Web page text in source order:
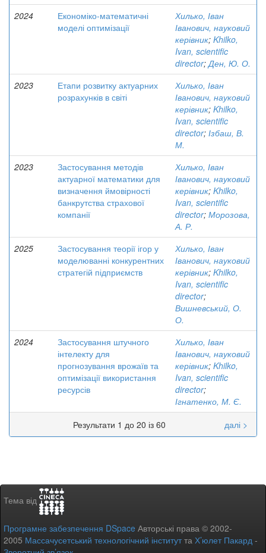
2024
Економіко-математичні
моделі оптимізації
Хилько, Іван
Іванович, науковий
керівник; Khilko,
Ivan, scientific
director;Ден, Ю. О.
2023
Етапи розвитку актуарних
розрахунків в світі
Хилько, Іван
Іванович, науковий
керівник; Khilko,
Ivan, scientific
director; Ізбаш, В.
М.
2023
Застосування методів
актуарної математики для
визначення ймовірності
банкрутства страхової
компанії
Хилько, Іван
Іванович, науковий
керівник; Khilko,
Ivan, scientific
director; Морозова,
А. Р.
2025
Застосування теорії ігор у
моделюванні конкурентних
стратегій підприємств
Хилько, Іван
Іванович, науковий
керівник; Khilko,
Ivan, scientific
director;
Вишневський, О.
О.
2024
Застосування штучного
інтелекту для
прогнозування врожаїв та
оптимізації використання
ресурсів
Хилько, Іван
Іванович, науковий
керівник; Khilko,
Ivan, scientific
director;
Ігнатенко, М. Є.
Результати 1 до 20 із 60
далі >
Тема від
Програмне забезпечення DSpace Авторські права © 2002-
2005 Массачусетський технологічний інститутта Х’юлет Пакард -